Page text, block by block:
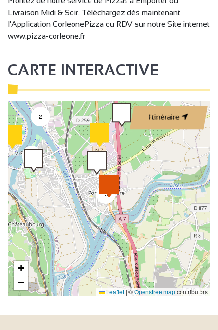
Livraison Midi & Soir. Téléchargez dès maintenant
l'Application CorleonePizza ou RDV sur notre Site internet
www.pizza-corleone.fr
CARTE INTERACTIVE
Itinéraire
2
5
+
−
Leaflet | ©Openstreetmapcontributors